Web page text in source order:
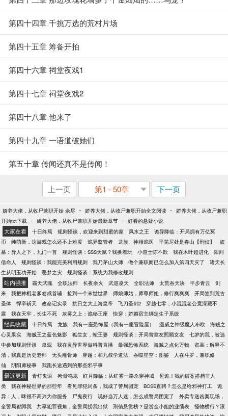
第四十四章 千挑万选的荒村片场
第四十五章 筹备开拍
第四十六章 祠堂夜戏1
第四十七章 祠堂夜戏2
第四十八章 他来了
第四十九章 一语道破她们
第五十章 传闻还真不是传闻！
上一页 第1 - 50章 下一页
娇养大佬，从收尸兼职开始 佘尽 - 娇养大佬，从收尸兼职开始全文阅读 - 娇养大佬，从收尸兼职
开始txt下载 - 娇养大佬，从收尸兼职开始最新章节 - 好看的悬疑小说
大家在看 十日终焉 规则怪谈，欢迎来到甜蜜的家 风水之王
诡异降临：开局拥有万亿冥
币
纯萌新，这游戏怎么还不上难度 诡异监管者 龙族 神相诡医 平芜尽处是春山【刑侦】
盗
墓：异人之下，九门一首
规则怪谈：SSS天赋？我换着玩 小道士陈不欺 我在木叶超进化
阳间
借命人
规则怪谈：我能完美利用规则 我乃茅山大师 做个兼职而已怎么加入第四天灾了
诸天长
生从明玉功开始
恶梦之灾 规则怪谈：系统为我修改规则
站内强推 霸天武魂 全职法师 长夜余火 武道凌天 全职法师 太荒吞天诀 平步青云
剑
来
我把神棍老爹卷成首辅 捡到一个末世世界 师娘师姑，师尊师姐，修行爽爽爽
开局签到荒古
圣体
悍卒斩天 改命记实录 抗日之大上海皇帝 飞刀圣剑2
穿越七零，小混混老公竟深藏不
露
我在天牢，长生不死 灰雾之上：诡秘王座 快穿：娇媚宿主绑定生子系统
经典收藏 十日终焉 龙族 我有一座恐怖屋（我有一座冒险屋） 漫威之神级魔人布欧
海贼之
心灵果实
海贼王之蓝色魅影 狐生女，蛇王妻 规则怪谈：开局替室友照顾女友
七岁的我，被选
中参加规则怪谈
蛊观 我在灵异世界做科普直播 最强恐怖系统 海贼之点化万物
盗墓：解释不
清，我真是历史老师
无头雕骨师 穿越：和九叔学道法 吞噬星空：图鉴
人在斗罗，兼职修
仙
阴阳师秘事 我跑长途遇到的那些邪乎事
最近更新 青灯鬼语 殓骨鸣规 红月降临：从红雾一路杀穿神域
见诡！我的破案搭档非人
类
我在神秘世界的那些年 看见罪犯词条，我成了警局团宠 BOSS直聘？怎么是给邪神打工
诡
异：人，咪很不高兴为你服务
尸鬼夜行 说好当万人迷，怎么成警局团宠了
外卖专送凶案现场，
全警局都蹲我
共享犯罪视角，全警局捞我出狱 刑侦悬赏榜？是赏金小姐的业绩表
怪物横行？滚